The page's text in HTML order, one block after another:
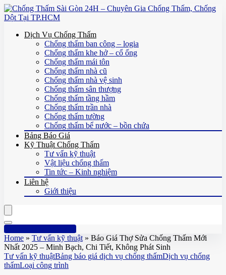
Dịch Vụ Chống Thấm
Chống thấm ban công – logia
Chống thấm khe hở – cổ ống
Chống thấm mái tôn
Chống thấm nhà cũ
Chống thấm nhà vệ sinh
Chống thấm sân thượng
Chống thấm tầng hầm
Chống thấm trần nhà
Chống thấm tường
Chống thấm bể nước – bồn chứa
Bảng Báo Giá
Kỹ Thuật Chống Thấm
Tư vấn kỹ thuật
Vật liệu chống thấm
Tin tức – Kinh nghiệm
Liên hệ
Giới thiệu
Hotline: 0961 894 472
Home » Tư vấn kỹ thuật » Báo Giá Thợ Sửa Chống Thấm Mới
Nhất 2025 – Minh Bạch, Chi Tiết, Không Phát Sinh
Tư vấn kỹ thuậtBảng báo giá dịch vụ chống thấmDịch vụ chống
thấmLoại công trình